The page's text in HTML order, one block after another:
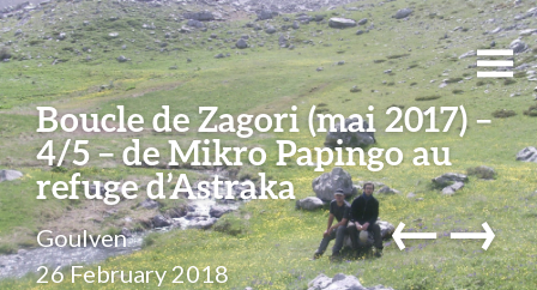
Boucle de Zagori (mai 2017) –
4/5 – de Mikro Papingo au
refuge d’Astraka
Goulven
26 February 2018
←→